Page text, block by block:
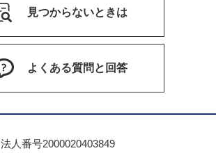
見つからないときは
よくある質問と回答
法人番号2000020403849